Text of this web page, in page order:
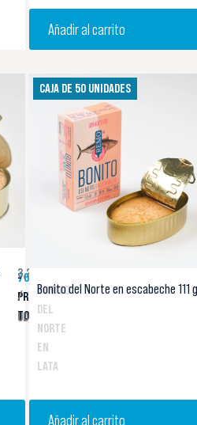
Añadir al carrito
76,80 €
-
PRECIO
TOTAL
3,20 €
/
UD.
CAJA DE 50 UNIDADES
BONITO
DEL
NORTE
EN
LATA
Bonito del Norte en escabeche 111 g
Añadir al carrito